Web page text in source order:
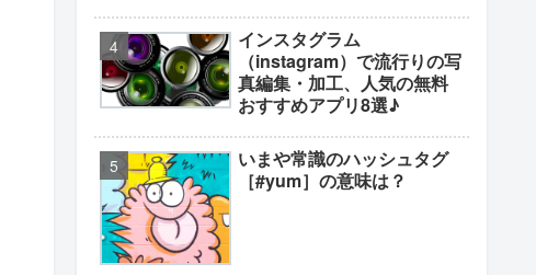
インスタグラム
（instagram）で流行りの写
真編集・加工、人気の無料
おすすめアプリ8選♪
いまや常識のハッシュタグ
［#yum］の意味は？